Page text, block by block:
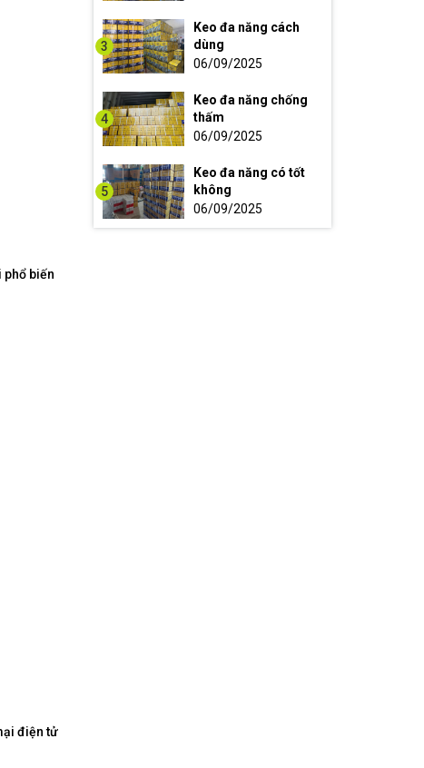
phổ biến
điện tử
3
Keo đa năng cách
dùng
06/09/2025
4
Keo đa năng chống
thấm
06/09/2025
5
Keo đa năng có tốt
không
06/09/2025